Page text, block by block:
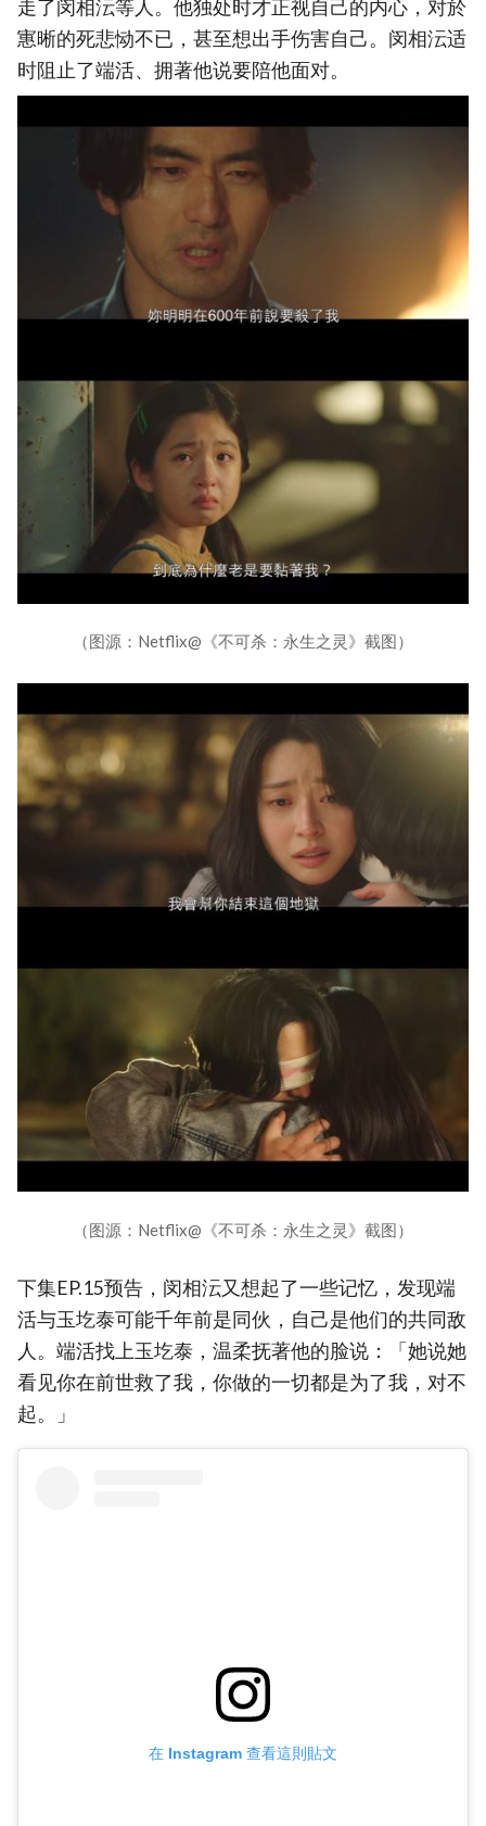
走了闵相沄等人。他独处时才正视自己的内心，对於
寭晰的死悲恸不已，甚至想出手伤害自己。闵相沄适
时阻止了端活、拥著他说要陪他面对。
（图源：Netflix@《不可杀：永生之灵》截图）
（图源：Netflix@《不可杀：永生之灵》截图）
下集EP.15预告，闵相沄又想起了一些记忆，发现端
活与玉圪泰可能千年前是同伙，自己是他们的共同敌
人。端活找上玉圪泰，温柔抚著他的脸说：「她说她
看见你在前世救了我，你做的一切都是为了我，对不
起。」
在 Instagram 查看這則貼文